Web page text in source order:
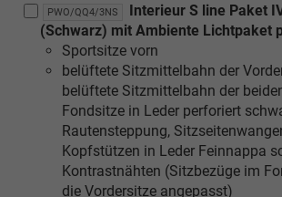
Verbindung
mit
[5MB]
Dekoreinlagen
Aluminium
matt
gebürstet
oder
[5MK]
Dekoreinlagen
PWO/QQ4/3NS
Interieur S line Paket
(Schwarz) mit Ambiente Lichtpaket
Sportsitze vorn
belüftete Sitzmittelbahn der
belüftete Sitzmittelbahn der
Fondsitze in Leder perforiert
Rautensteppung,
Kopfstützen in Leder Feinnappa
Kontrastnähten (Sitzbezüge im
die Vordersitze angepasst)